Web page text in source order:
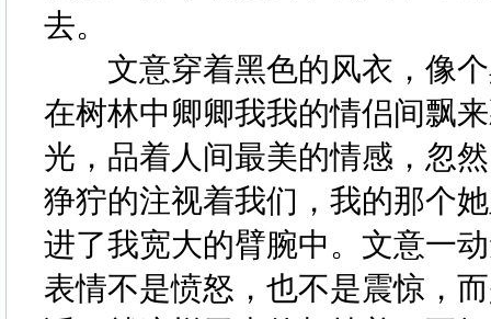
去。
文意穿着黑色的风衣，像个
在树林中卿卿我我的情侣间飘
光，品着人间最美的情感，忽
狰狞的注视着我们，我的那个
进了我宽大的臂腕中。文意一
表情不是愤怒，也不是震惊，